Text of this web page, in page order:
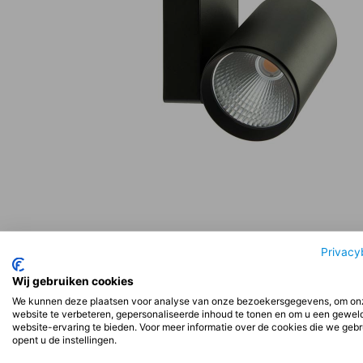
Wij gebruiken cookies
We kunnen deze plaatsen voor analyse van onze bezoekersgegevens, om
website te verbeteren, gepersonaliseerde inhoud te tonen en om u een
website-ervaring te bieden. Voor meer informatie over de cookies die we
opent u de instellingen.
Beschrijving